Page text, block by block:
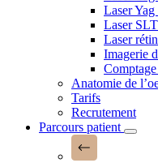
Laser
Laser
Laser
Imagerie
Anatomie de
Tarifs
Recrutement
Parcours patient